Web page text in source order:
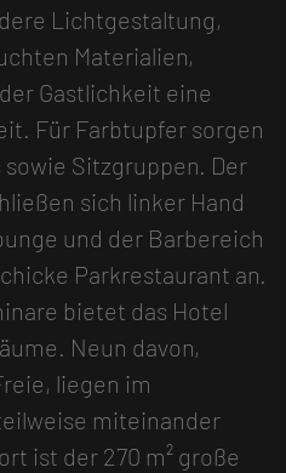
Lichtgestaltung,
Materialien,
Gastlichkeit eine
Für Farbtupfer sorgen
Sitzgruppen. Der
sich linker Hand
und der Barbereich
Parkrestaurant an.
bietet das Hotel
Neun davon,
liegen im
miteinander
ist der 270 m² große